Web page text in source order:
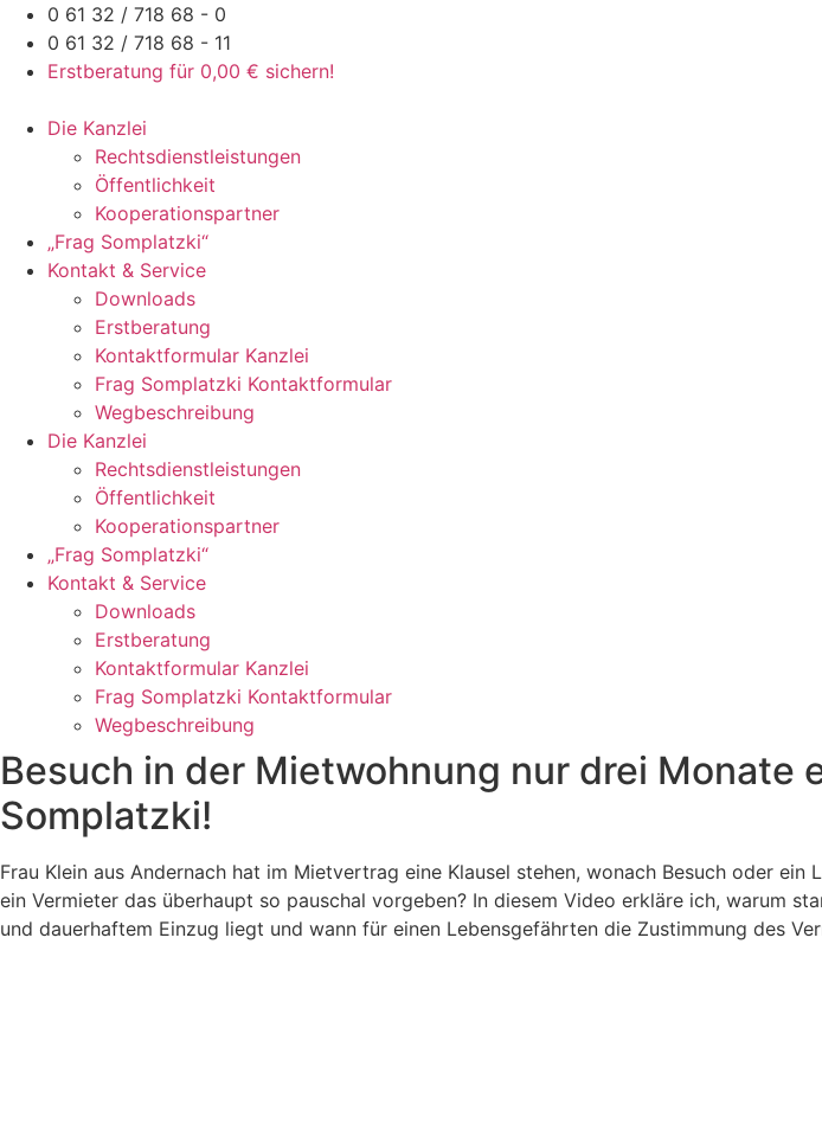
Zum
Inhalt
springen
0 61 32 / 718 68 - 0
0 61 32 / 718 68 - 11
Erstberatung für 0,00 € sichern!
Die Kanzlei
Rechtsdienstleistungen
Öffentlichkeit
Kooperationspartner
„Frag Somplatzki“
Kontakt & Service
Downloads
Erstberatung
Kontaktformular Kanzlei
Frag Somplatzki Kontaktformular
Wegbeschreibung
Die Kanzlei
Rechtsdienstleistungen
Öffentlichkeit
Kooperationspartner
„Frag Somplatzki“
Kontakt & Service
Downloads
Erstberatung
Kontaktformular Kanzlei
Frag Somplatzki Kontaktformular
Wegbeschreibung
Besuch in der Mietwohnung nur drei Monate
Somplatzki!
Frau Klein aus Andernach hat im Mietvertrag eine Klausel stehen, wonach Besuch oder
ein Vermieter das überhaupt so pauschal vorgeben? In diesem Video erkläre ich, warum
und dauerhaftem Einzug liegt und wann für einen Lebensgefährten die Zustimmung des